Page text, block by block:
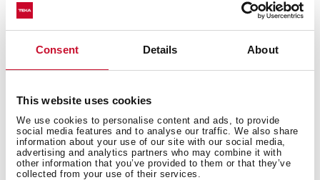
Consent Details About
This website uses cookies
We use cookies to personalise content and ads, to provide
social media features and to analyse our traffic. We also share
information about your use of our site with our social media,
advertising and analytics partners who may combine it with
other information that you’ve provided to them or that they’ve
collected from your use of their services.
Filtros de carbón activo para el funcionamiento de la
campana en recirculación
Asegura un ambiente más limpio en el día a día
Disponible para las campanas DLV, DVT
68660/78660/98660
Modelo cuadrado